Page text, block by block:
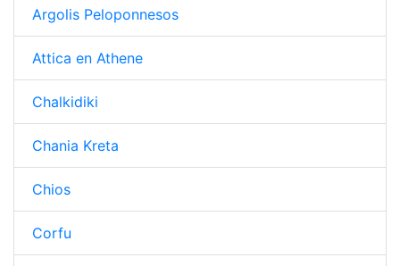
Argolis Peloponnesos
Attica en Athene
Chalkidiki
Chania Kreta
Chios
Corfu